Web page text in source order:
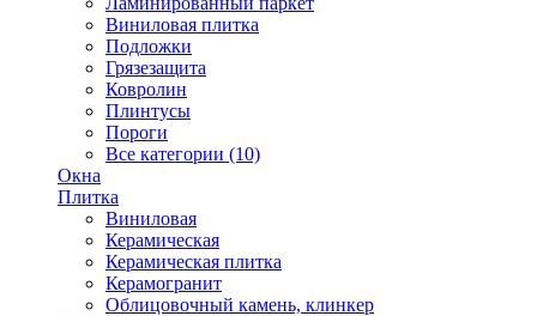
Виниловая плитка
Подложки
Грязезащита
Ковролин
Плинтусы
Пороги
Все категории (10)
Окна
Плитка
Виниловая
Керамическая
Керамическая плитка
Керамогранит
Облицовочный камень, клинкер